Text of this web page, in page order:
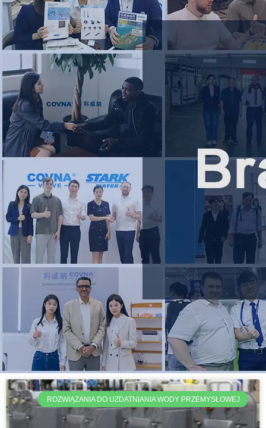
ROZWIĄZANIA DO UZDATNIANIA WODY PRZEMYSŁOWEJ